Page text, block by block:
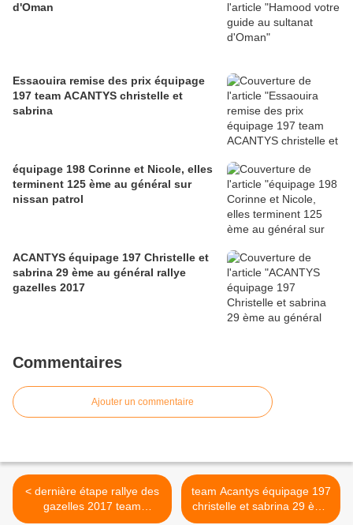
d'Oman
Essaouira remise des prix équipage
197 team ACANTYS christelle et
sabrina
équipage 198 Corinne et Nicole, elles
terminent 125 ème au général sur
nissan patrol
ACANTYS équipage 197 Christelle et
sabrina 29 ème au général rallye
gazelles 2017
Commentaires
Ajouter un commentaire
< dernière étape rallye des
gazelles 2017 team
ACANTYS équipage 197
team Acantys équipage 197
christelle et sabrina 29 ème
au classement général au